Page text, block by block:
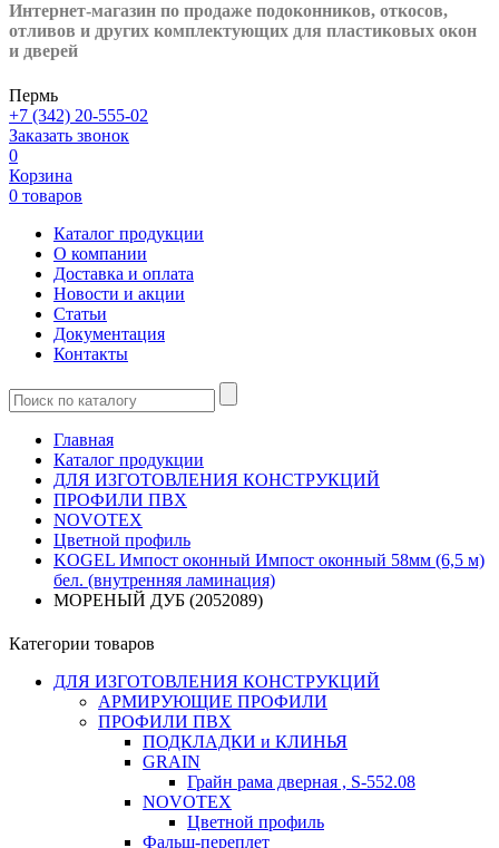
Интернет-магазин по продаже подоконников, откосов,
отливов и других комплектующих для пластиковых окон
и дверей
Пермь
+7 (342) 20-555-02
Заказать звонок
0
Корзина
0 товаров
Каталог продукции
О компании
Доставка и оплата
Новости и акции
Статьи
Документация
Контакты
Главная
Каталог продукции
ДЛЯ ИЗГОТОВЛЕНИЯ КОНСТРУКЦИЙ
ПРОФИЛИ ПВХ
NOVOTEX
Цветной профиль
KOGEL Импост оконный Импост оконный 58мм (6,5 м)
бел. (внутренняя ламинация)
МОРЕНЫЙ ДУБ (2052089)
Категории товаров
ДЛЯ ИЗГОТОВЛЕНИЯ КОНСТРУКЦИЙ
АРМИРУЮЩИЕ ПРОФИЛИ
ПРОФИЛИ ПВХ
ПОДКЛАДКИ и КЛИНЬЯ
GRAIN
Грайн рама дверная , S-552.08
NOVOTEX
Цветной профиль
Фальш-переплет